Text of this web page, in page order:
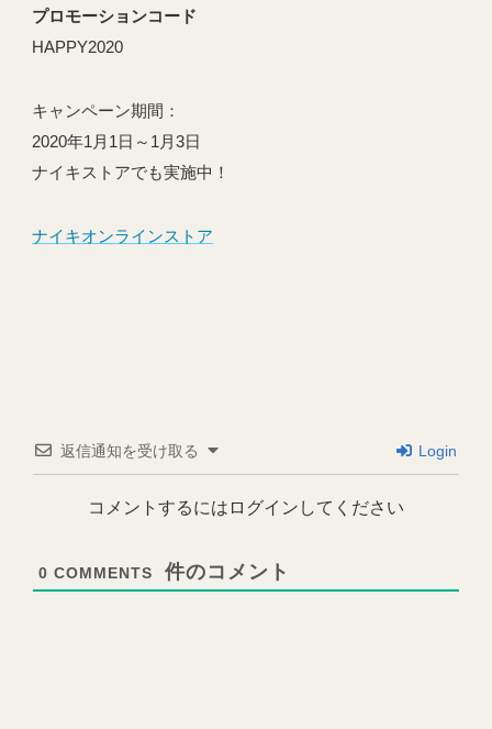
プロモーションコード
HAPPY2020
キャンペーン期間：
2020年1月1日～1月3日
ナイキストアでも実施中！
ナイキオンラインストア
返信通知を受け取る Login
コメントするにはログインしてください
0 COMMENTS